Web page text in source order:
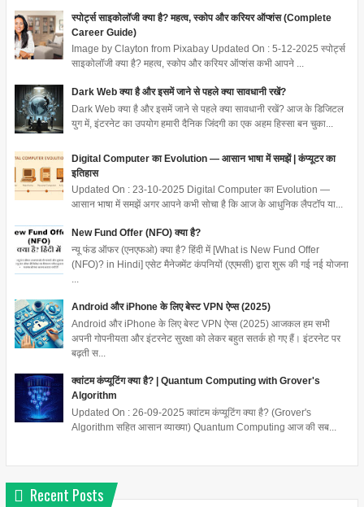
स्पोर्ट्स साइकोलॉजी क्या है? महत्व, स्कोप और करियर ऑप्शंस (Complete
Career Guide)
Image by Clayton from Pixabay Updated On : 5-12-2025 स्पोर्ट्स
साइकोलॉजी क्या है? महत्व, स्कोप और करियर ऑप्शंस कभी आपने ...
Dark Web क्या है और इसमें जाने से पहले क्या सावधानी रखें?
Dark Web क्या है और इसमें जाने से पहले क्या सावधानी रखें? आज के डिजिटल
युग में, इंटरनेट का उपयोग हमारी दैनिक जिंदगी का एक अहम हिस्सा बन चुका...
Digital Computer का Evolution — आसान भाषा में समझें | कंप्यूटर का
इतिहास
Updated On : 23-10-2025 Digital Computer का Evolution —
आसान भाषा में समझें अगर आपने कभी सोचा है कि आज के आधुनिक लैपटॉप या...
New Fund Offer (NFO) क्या है?
न्यू फंड ऑफर (एनएफओ) क्या है? हिंदी में [What is New Fund Offer
(NFO)? in Hindi] एसेट मैनेजमेंट कंपनियों (एएमसी) द्वारा शुरू की गई नई योजना
Android और iPhone के लिए बेस्ट VPN ऐप्स (2025)
Android और iPhone के लिए बेस्ट VPN ऐप्स (2025) आजकल हम सभी
अपनी गोपनीयता और इंटरनेट सुरक्षा को लेकर बहुत सतर्क हो गए हैं। इंटरनेट पर
बढ़ती स...
क्वांटम कंप्यूटिंग क्या है? | Quantum Computing with Grover's
Algorithm
Updated On : 26-09-2025 क्वांटम कंप्यूटिंग क्या है? (Grover's
Algorithm सहित आसान व्याख्या) Quantum Computing आज की सब...
Recent Posts